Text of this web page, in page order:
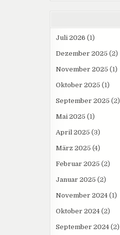
Juli 2026 (1)
Dezember 2025 (2)
November 2025 (1)
Oktober 2025 (1)
September 2025 (2)
Mai 2025 (1)
April 2025 (3)
März 2025 (4)
Februar 2025 (2)
Januar 2025 (2)
November 2024(1)
Oktober 2024(2)
September 2024(2)